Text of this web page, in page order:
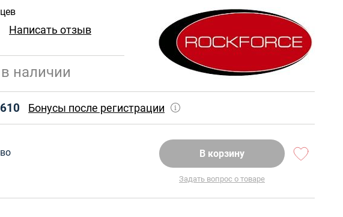
Написать отзыв
наличии
Бонусы после регистрации
В корзину
Задать вопрос о товаре